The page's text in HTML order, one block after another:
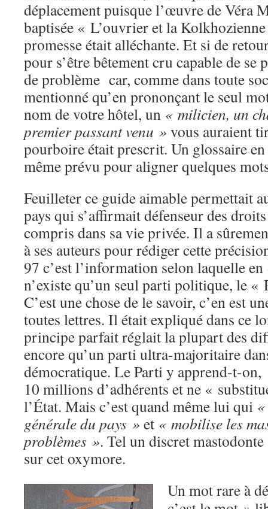
déplacement puisque l’œuvre de Véra
baptisée « L’ouvrier et la
promesse était alléchante. Et si de
pour s’être bêtement cru capable de se
de problème car, comme dans toute
mentionné qu’en prononçant le seul
nom de votre hôtel, un « milicien, un
premier passant venu » vous auraient
pourboire était prescrit. Un glossaire
même prévu pour aligner quelques
Feuilleter ce guide aimable permettait
pays qui s’affirmait défenseur des
compris dans sa vie privée. Il a
à ses auteurs pour rédiger cette
97 c’est l’information selon laquelle
n’existe qu’un seul parti politique, le
C’est une chose de le savoir, c’en est
toutes lettres. Il était expliqué dans ce
principe parfait réglait la plupart des
encore qu’un parti ultra-majoritaire
démocratique. Le Parti y apprend-t-on,
10 millions d’adhérents et ne «
l’État. Mais c’est quand même lui qui
générale du pays » et « mobilise les
problèmes ». Tel un discret
sur cet oxymore.
Un mot rare à